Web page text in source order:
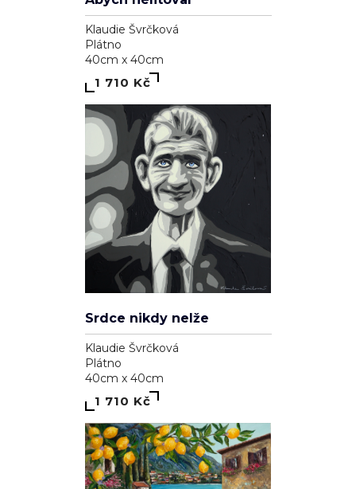
Klaudie Švrčková
Plátno
40cm x 40cm
1 710 Kč
Klaudie Švrčková
Plátno
40cm x 40cm
1 710 Kč